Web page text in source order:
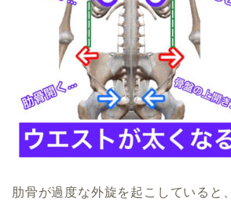
肋骨が過度な外旋を起こしていると、